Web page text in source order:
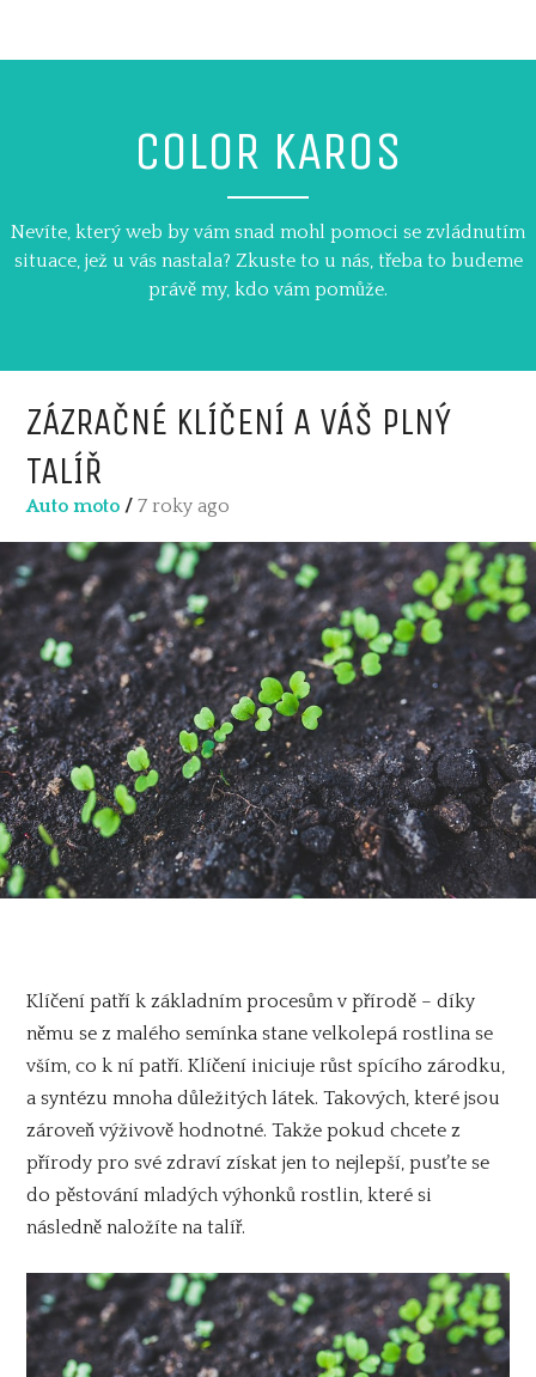
COLOR KAROS
Nevíte, který web by vám snad mohl pomoci se zvládnutím
situace, jež u vás nastala? Zkuste to u nás, třeba to budeme
právě my, kdo vám pomůže.
ZÁZRAČNÉ KLÍČENÍ A VÁŠ PLNÝ
TALÍŘ
Auto moto /7 roky ago
Klíčení patří k základním procesům v přírodě – díky
němu se z malého semínka stane velkolepá rostlina se
vším, co k ní patří. Klíčení iniciuje růst spícího zárodku,
a syntézu mnoha důležitých látek. Takových, které jsou
zároveň výživově hodnotné. Takže pokud chcete z
přírody pro své zdraví získat jen to nejlepší, pusťte se
do pěstování mladých výhonků rostlin, které si
následně naložíte na talíř.